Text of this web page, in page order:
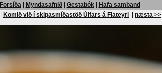
Forsíða| Myndasafnið| Gestabók|
Hafa samband
Komið við í skipasmíðastöð Úlfars á Flateyri næsta >>